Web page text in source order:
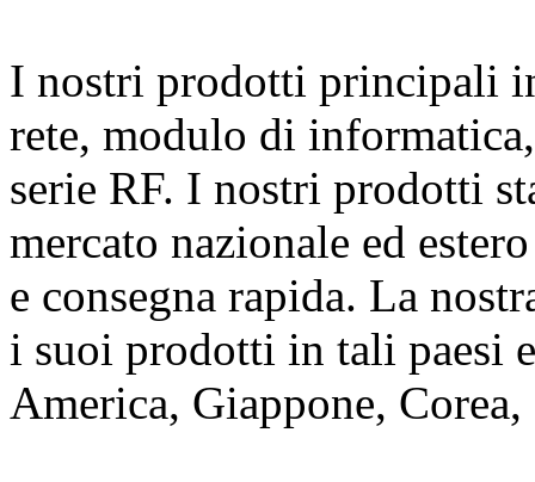
I nostri prodotti principali
rete, modulo di
serie RF. I nostri prodotti
mercato nazionale ed
e consegna rapida. La
i suoi prodotti in tali paesi
America, Giappone,